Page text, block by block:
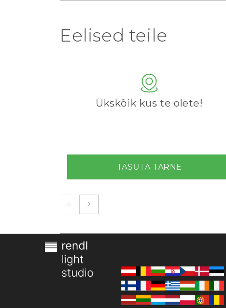
Eelised teile
Ükskõik kus te olete!
TASUTA TARNE